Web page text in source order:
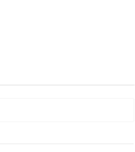
: Specially for Ladies